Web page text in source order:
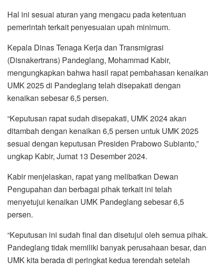
Hal ini sesuai aturan yang mengacu pada ketentuan
pemerintah terkait penyesuaian upah minimum.
Kepala Dinas Tenaga Kerja dan Transmigrasi
(Disnakertrans) Pandeglang, Mohammad Kabir,
mengungkapkan bahwa hasil rapat pembahasan kenaikan
UMK 2025 di Pandeglang telah disepakati dengan
kenaikan sebesar 6,5 persen.
“Keputusan rapat sudah disepakati, UMK 2024 akan
ditambah dengan kenaikan 6,5 persen untuk UMK 2025
sesuai dengan keputusan Presiden Prabowo Subianto,”
ungkap Kabir, Jumat 13 Desember 2024.
Kabir menjelaskan, rapat yang melibatkan Dewan
Pengupahan dan berbagai pihak terkait ini telah
menyetujui kenaikan UMK Pandeglang sebesar 6,5
persen.
“Keputusan ini sudah final dan disetujui oleh semua pihak.
Pandeglang tidak memiliki banyak perusahaan besar, dan
UMK kita berada di peringkat kedua terendah setelah